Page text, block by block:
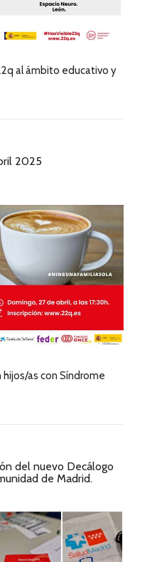
al ámbito educativo y
2025
as con Síndrome
del nuevo Decálogo
de Madrid.